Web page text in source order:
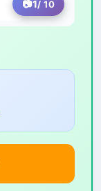
1/ 10